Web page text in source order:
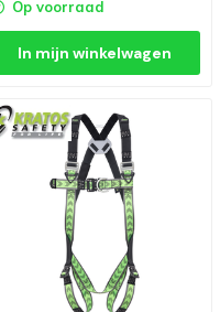
Op voorraad
In mijn winkelwagen